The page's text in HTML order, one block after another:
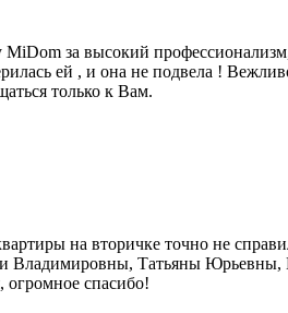
за высокий
ей , и она не подвела !
только к Вам.
на вторичке точно не
Владимировны, Татьяны
спасибо!